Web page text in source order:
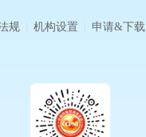
规 机构设置 申请&下载